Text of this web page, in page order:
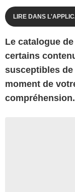
LIRE DANS
Le catalogue
certains
susceptibles
moment de
compréhension.